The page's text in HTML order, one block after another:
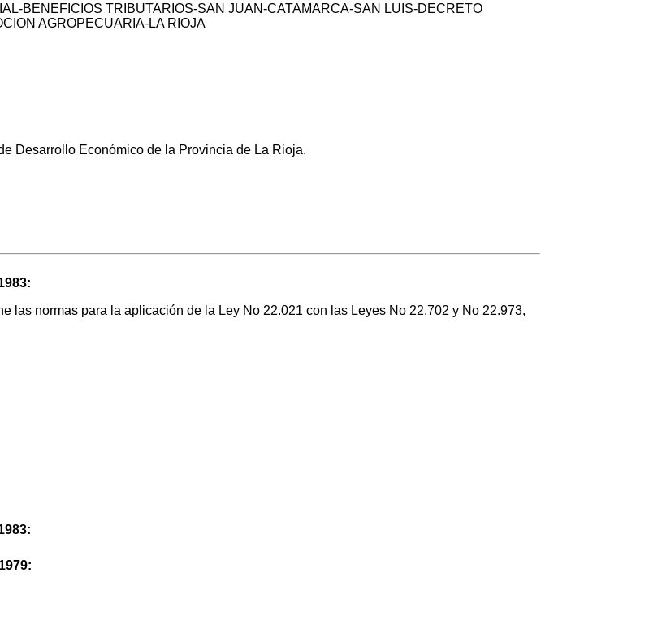
BENEFICIOS TRIBUTARIOS-SAN JUAN-CATAMARCA-SAN LUIS-DECRETO
AGROPECUARIA-LA RIOJA
Desarrollo Económico de la Provincia de La Rioja.
las normas para la aplicación de la Ley No 22.021 con las Leyes No 22.702 y No 22.973,